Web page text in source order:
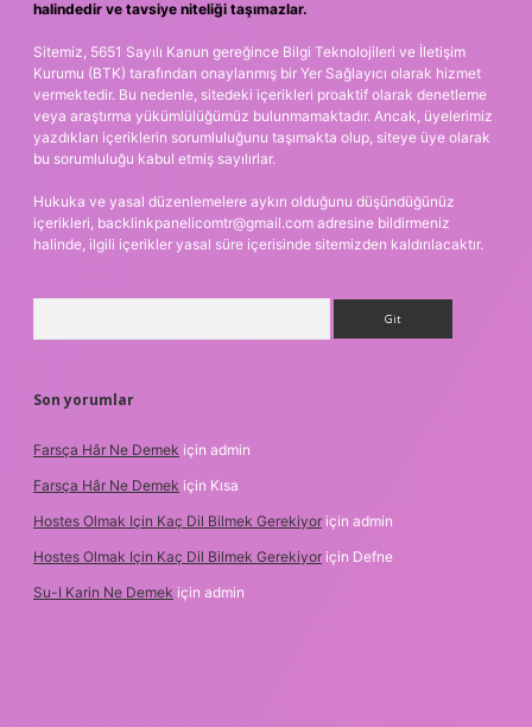
halindedir ve tavsiye niteliği taşımazlar.
Sitemiz, 5651 Sayılı Kanun gereğince Bilgi Teknolojileri ve İletişim
Kurumu (BTK) tarafından onaylanmış bir Yer Sağlayıcı olarak hizmet
vermektedir. Bu nedenle, sitedeki içerikleri proaktif olarak denetleme
veya araştırma yükümlülüğümüz bulunmamaktadır. Ancak, üyelerimiz
yazdıkları içeriklerin sorumluluğunu taşımakta olup, siteye üye olarak
bu sorumluluğu kabul etmiş sayılırlar.
Hukuka ve yasal düzenlemelere aykırı olduğunu düşündüğünüz
içerikleri, backlinkpanelicomtr@gmail.com adresine bildirmeniz
halinde, ilgili içerikler yasal süre içerisinde sitemizden kaldırılacaktır.
Son yorumlar
Farsça Hâr Ne Demek için admin
Farsça Hâr Ne Demek için Kısa
Hostes Olmak Için Kaç Dil Bilmek Gerekiyor için admin
Hostes Olmak Için Kaç Dil Bilmek Gerekiyor için Defne
Su-I Karin Ne Demek için admin